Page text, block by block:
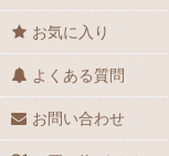
お気に入り
よくある質問
お問い合わせ